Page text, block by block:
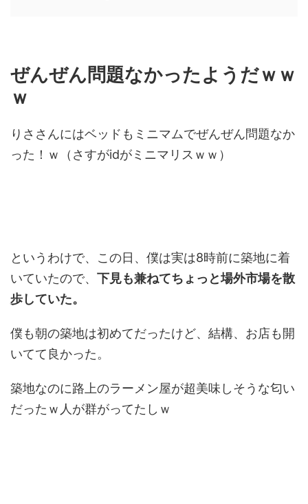
ぜんぜん問題なかったようだｗｗ
ｗ
りささんにはベッドもミニマムでぜんぜん問題なか
った！ｗ（さすがidがミニマリスｗｗ）
というわけで、この日、僕は実は8時前に築地に着
いていたので、 下見も兼ねてちょっと場外市場を散
歩していた。
僕も朝の築地は初めてだったけど、結構、お店も開
いてて良かった。
築地なのに路上のラーメン屋が超美味しそうな匂い
だったｗ人が群がってたしｗ